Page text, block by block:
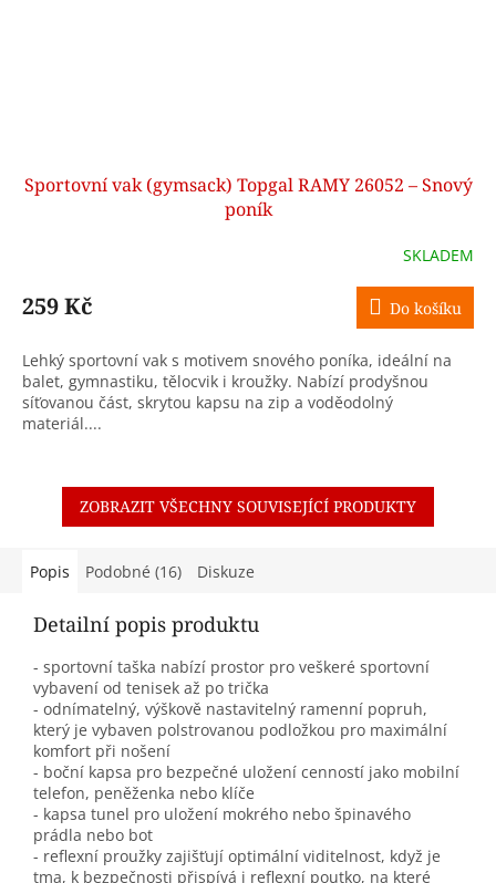
Sportovní vak (gymsack) Topgal RAMY 26052 – Snový
poník
SKLADEM
259 Kč Do košíku
Lehký sportovní vak s motivem snového poníka, ideální na
balet, gymnastiku, tělocvik i kroužky. Nabízí prodyšnou
síťovanou část, skrytou kapsu na zip a voděodolný
materiál....
ZOBRAZIT VŠECHNY SOUVISEJÍCÍ PRODUKTY
Popis Podobné (16) Diskuze
Detailní popis produktu
- sportovní taška nabízí prostor pro veškeré sportovní
vybavení od tenisek až po trička
- odnímatelný, výškově nastavitelný ramenní popruh,
který je vybaven polstrovanou podložkou pro maximální
komfort při nošení
- boční kapsa pro bezpečné uložení cenností jako mobilní
telefon, peněženka nebo klíče
- kapsa tunel pro uložení mokrého nebo špinavého
prádla nebo bot
- reflexní proužky zajišťují optimální viditelnost, když je
tma, k bezpečnosti přispívá i reflexní poutko, na které